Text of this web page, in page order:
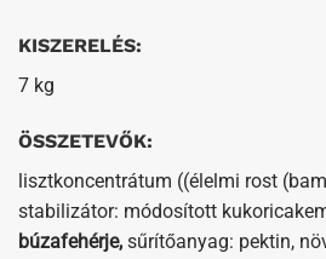
KISZERELÉS:
7 kg
ÖSSZETEVŐK:
lisztkoncentrátum ((élelmi rost
stabilizátor: módosított
búzafehérje, sűrítőanyag: pektin,